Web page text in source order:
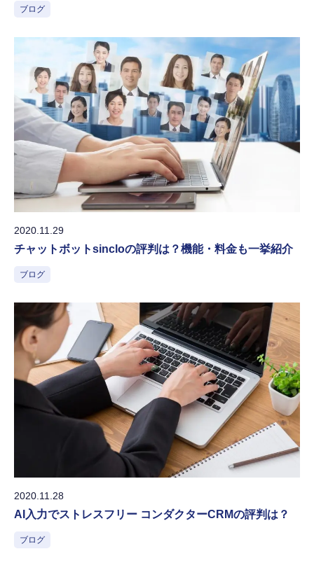
ブログ
2020.11.29
チャットボットsincloの評判は？機能・料金も一挙紹介
ブログ
2020.11.28
AI入力でストレスフリー コンダクターCRMの評判は？
ブログ